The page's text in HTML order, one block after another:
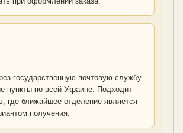
государственную почтовую службу
пункты по всей Украине. Подходит
где ближайшее отделение является
получения.